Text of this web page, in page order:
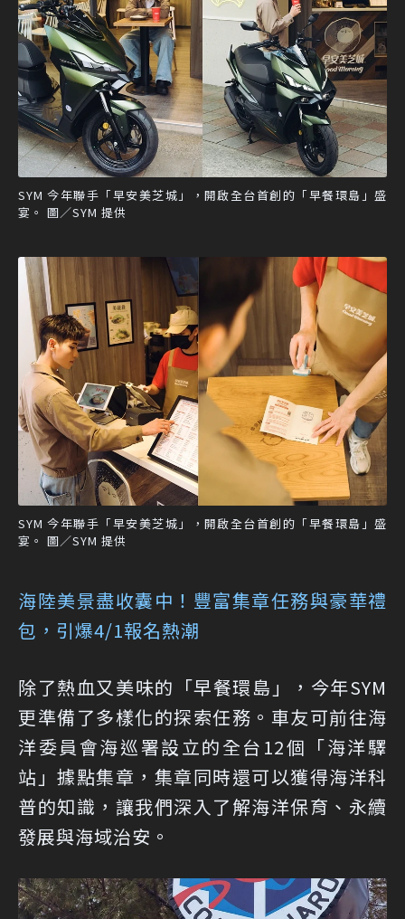
SYM 今年聯手「早安美芝城」，開啟全台首創的「早餐環島」盛
宴。 圖／SYM 提供
SYM 今年聯手「早安美芝城」，開啟全台首創的「早餐環島」盛
宴。 圖／SYM 提供
海陸美景盡收囊中！豐富集章任務與豪華禮
包，引爆4/1報名熱潮
除了熱血又美味的「早餐環島」，今年SYM
更準備了多樣化的探索任務。車友可前往海
洋委員會海巡署設立的全台12個「海洋驛
站」據點集章，集章同時還可以獲得海洋科
普的知識，讓我們深入了解海洋保育、永續
發展與海域治安。